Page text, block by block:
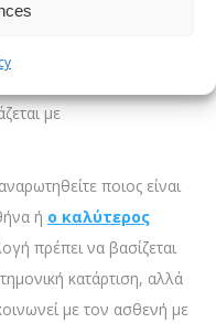
ογκολόγος
τις περίπλοκες
με
ποιος είναι
ή ο καλύτερος
πρέπει να βασίζεται
κατάρτιση, αλλά
με τον ασθενή με